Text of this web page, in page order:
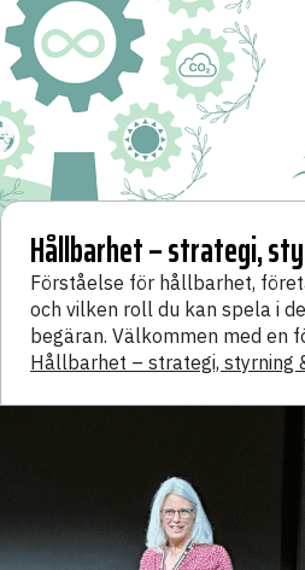
Hållbarhet – strategi,
Förståelse för hållbarhet,
och vilken roll du kan spela i
begäran. Välkommen med en
Hållbarhet – strategi, styrning